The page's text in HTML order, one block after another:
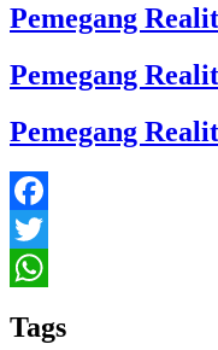
Pemegang
Pemegang
Pemegang
Facebook
Twitter
Tags